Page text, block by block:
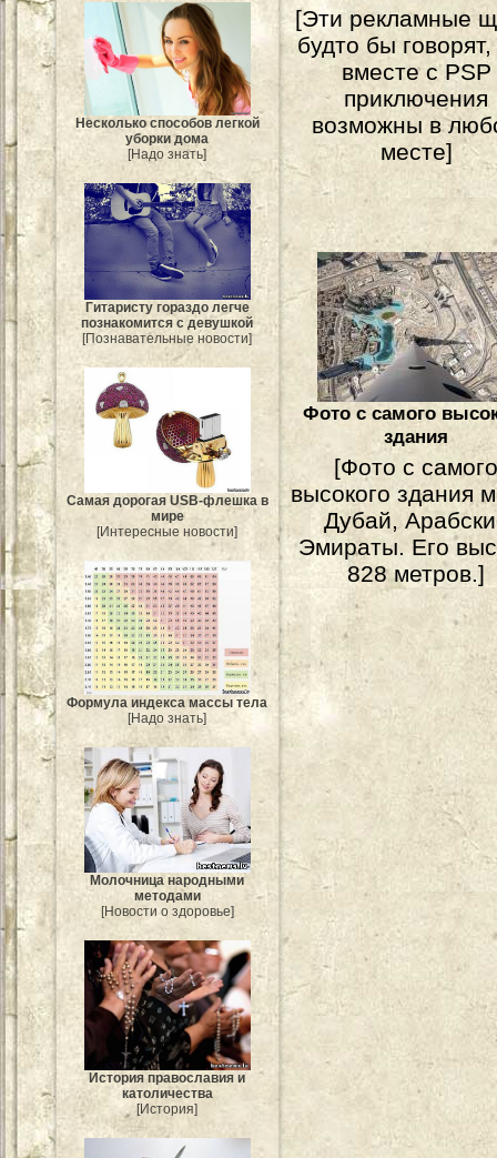
Несколько способов легкой
уборки дома
[Надо знать]
Гитаристу гораздо легче
познакомится с девушкой
[Познавательные новости]
Самая дорогая USB-флешка в
мире
[Интересные новости]
Формула индекса массы тела
[Надо знать]
Молочница народными
методами
[Новости о здоровье]
История православия и
католичества
[История]
[Эти рекламные
будто бы говорят,
вместе с PSP
приключения
возможны в
месте]
Фото с самого
здания
[Фото с
высокого здания
Дубай,
Эмираты. Его
828 метров.]